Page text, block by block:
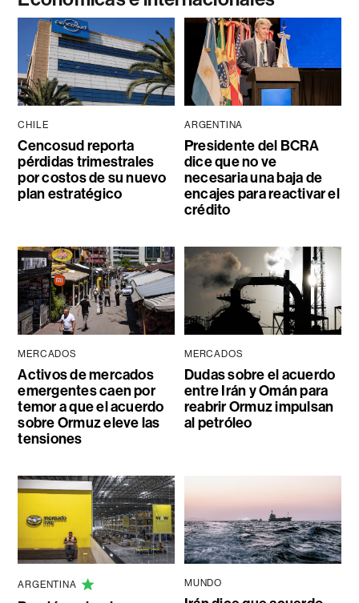
CHILE
Cencosud reporta
pérdidas trimestrales
por costos de su nuevo
plan estratégico
ARGENTINA
Presidente del BCRA
dice que no ve
necesaria una baja de
encajes para reactivar el
crédito
MERCADOS
Activos de mercados
emergentes caen por
temor a que el acuerdo
sobre Ormuz eleve las
tensiones
MERCADOS
Dudas sobre el acuerdo
entre Irán y Omán para
reabrir Ormuz impulsan
al petróleo
ARGENTINA MUNDO